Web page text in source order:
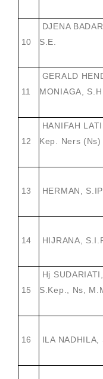
10
DJENA
S.E.
11
GERALD
MONIAGA, S.H
12
HANIFAH
Kep. Ners (Ns)
13 HERMAN, S.IP
14 HIJRANA,
15
Hj SUDARIATI,
S.Kep., Ns,
16 ILA NADHILA,